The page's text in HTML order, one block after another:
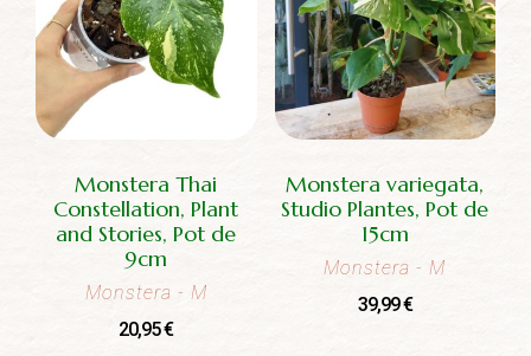
Monstera Thai
Constellation, Plant
and Stories, Pot de
9cm
Monstera - M
20,95€
Monstera variegata,
Studio Plantes, Pot de
15cm
Monstera - M
39,99€